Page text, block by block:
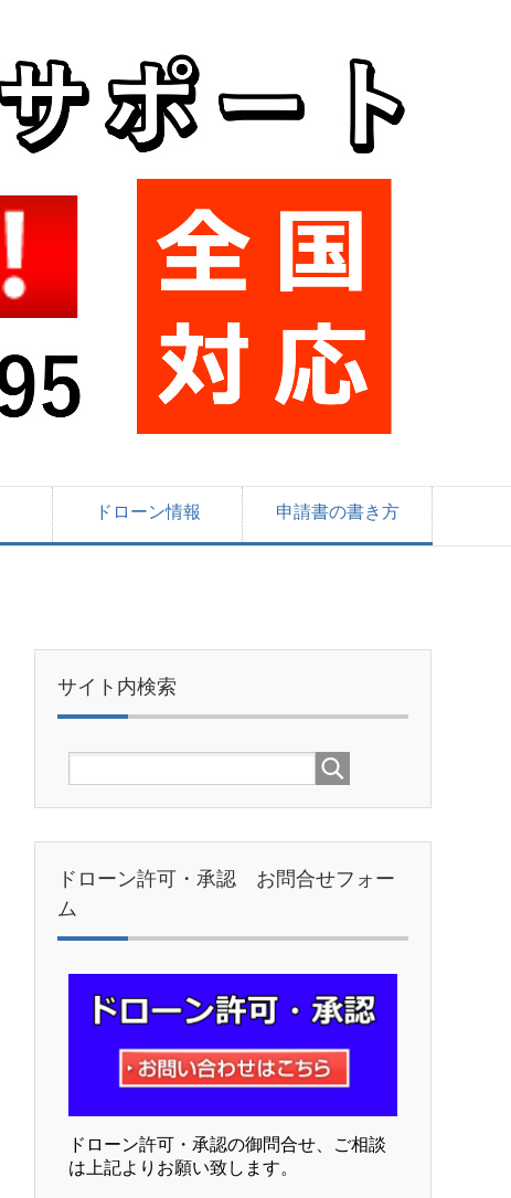
ドローン情報 申請書の書き方
サイト内検索
ドローン許可・承認 お問合せフォー
ム
ドローン許可・承認の御問合せ、ご相談
は上記よりお願い致します。